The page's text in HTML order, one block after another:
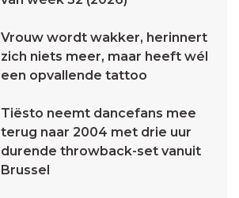
Vrouw wordt wakker, herinnert
zich niets meer, maar heeft wél
een opvallende tattoo
Tiësto neemt dancefans mee
terug naar 2004 met drie uur
durende throwback-set vanuit
Brussel